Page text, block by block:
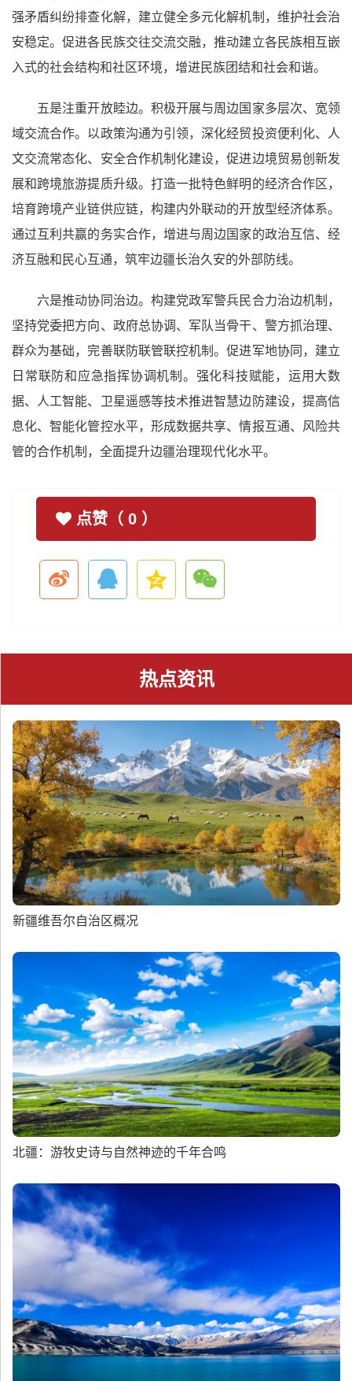
强矛盾纠纷排查化解，建立健全多元化解机制，维护社会治
安稳定。促进各民族交往交流交融，推动建立各民族相互嵌
入式的社会结构和社区环境，增进民族团结和社会和谐。
五是注重开放睦边。积极开展与周边国家多层次、宽领
域交流合作。以政策沟通为引领，深化经贸投资便利化、人
文交流常态化、安全合作机制化建设，促进边境贸易创新发
展和跨境旅游提质升级。打造一批特色鲜明的经济合作区，
培育跨境产业链供应链，构建内外联动的开放型经济体系。
通过互利共赢的务实合作，增进与周边国家的政治互信、经
济互融和民心互通，筑牢边疆长治久安的外部防线。
六是推动协同治边。构建党政军警兵民合力治边机制，
坚持党委把方向、政府总协调、军队当骨干、警方抓治理、
群众为基础，完善联防联管联控机制。促进军地协同，建立
日常联防和应急指挥协调机制。强化科技赋能，运用大数
据、人工智能、卫星遥感等技术推进智慧边防建设，提高信
息化、智能化管控水平，形成数据共享、情报互通、风险共
管的合作机制，全面提升边疆治理现代化水平。
点赞（ 0 ）
热点资讯
新疆维吾尔自治区概况
北疆：游牧史诗与自然神迹的千年合鸣